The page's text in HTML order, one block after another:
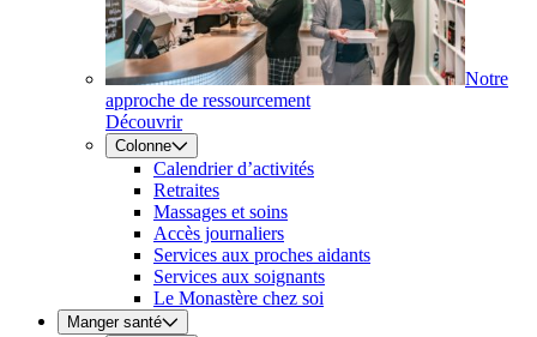
Notre
approche de ressourcement
Découvrir
Colonne
Calendrier d’activités
Retraites
Massages et soins
Accès journaliers
Services aux proches aidants
Services aux soignants
Le Monastère chez soi
Manger santé